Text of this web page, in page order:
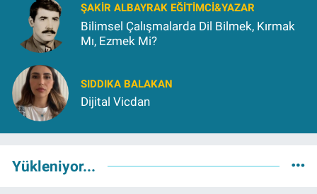
ŞAKIR ALBAYRAK EĞITIMCI&YAZAR
Bilimsel Çalışmalarda Dil Bilmek, Kırmak
Mı, Ezmek Mi?
SIDDIKA BALAKAN
Dijital Vicdan
Yükleniyor...